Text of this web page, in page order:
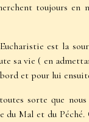
toujours en
est la
sa vie ( en
et pour lui
sorte que
Mal et du